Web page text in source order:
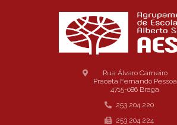
Rua Álvaro Carneiro
Praceta Fernando Pessoa
4715-086 Braga
253 204 220
253 204 224